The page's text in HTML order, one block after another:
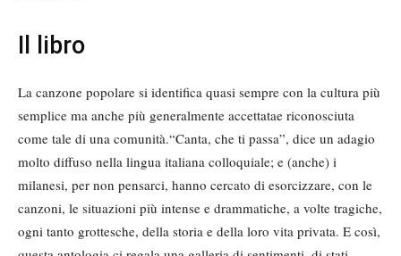
Il libro
La canzone popolare si identifica quasi sempre con la cultura più
semplice ma anche più generalmente accettatae riconosciuta
come tale di una comunità.“Canta, che ti passa”, dice un adagio
molto diffuso nella lingua italiana colloquiale; e (anche) i
milanesi, per non pensarci, hanno cercato di esorcizzare, con le
canzoni, le situazioni più intense e drammatiche, a volte tragiche,
ogni tanto grottesche, della storia e della loro vita privata. E così,